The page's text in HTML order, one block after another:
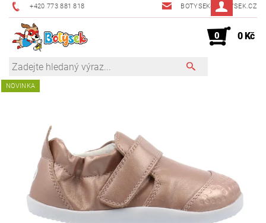
+420 773 881 818 BOTYSEK@BOTYSEK.CZ
0 0 Kč
NOVINKA